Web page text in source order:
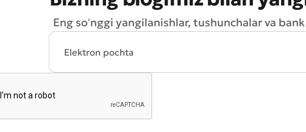
Eng soʻnggi yangilanishlar, tushunchalar va